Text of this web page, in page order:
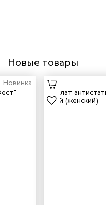
Новые товары
Новинка